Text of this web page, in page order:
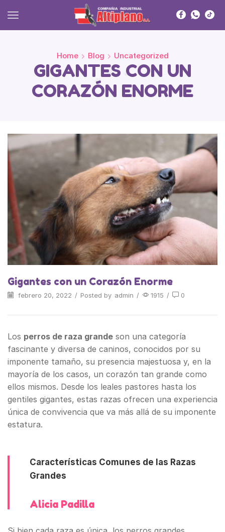
Home Blog Uncategorized
GIGANTES CON UN
CORAZÓN ENORME
Gigantes con un Corazón Enorme
febrero 20, 2022 / Posted by admin / 1915 / 0
Los perros de raza grande son una categoría
fascinante y diversa de caninos, conocidos por su
imponente tamaño, su presencia majestuosa y, en la
mayoría de los casos, un corazón tan grande como
ellos mismos. Desde los leales pastores hasta los
gentiles gigantes, estas razas ofrecen una experiencia
única de convivencia que va más allá de su imponente
estatura.
Características Comunes de las Razas
Grandes
Alicia Padilla